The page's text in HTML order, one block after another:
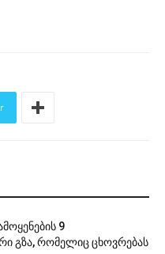
9
გზა, რომელიც ცხოვრებას